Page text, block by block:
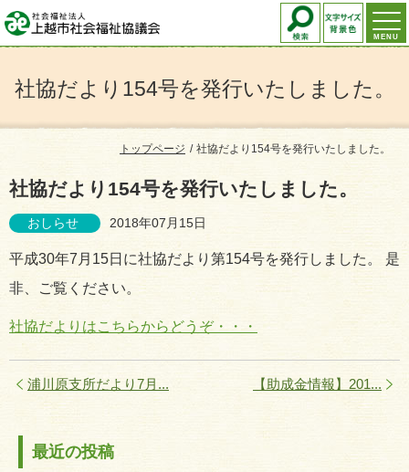
MENU
社協だより154号を発行いたしました。
トップページ 社協だより154号を発行いたしました。
社協だより154号を発行いたしました。
おしらせ 2018年07月15日
平成30年7月15日に社協だより第154号を発行しました。 是
非、ご覧ください。
社協だよりはこちらからどうぞ・・・
浦川原支所だより7月... 【助成金情報】201...
最近の投稿